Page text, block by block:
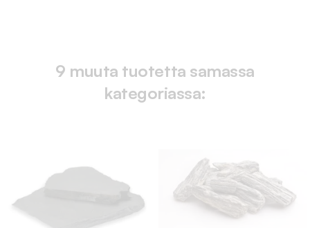
9 muuta tuotetta samassa
kategoriassa: